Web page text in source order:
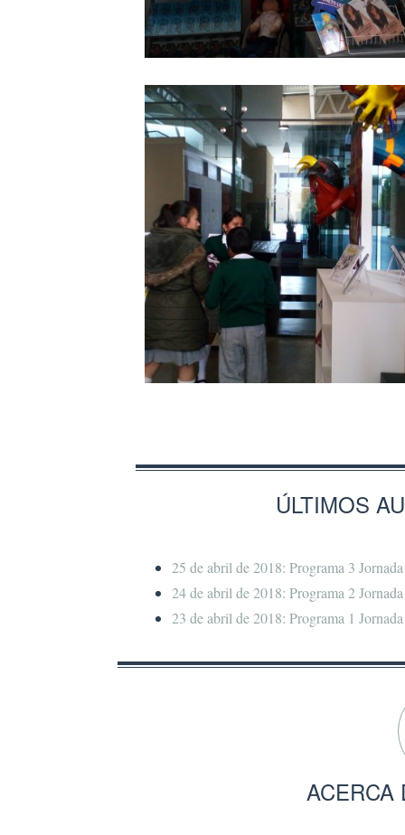
ÚLTIMOS
25 de abril de 2018: Programa 3
24 de abril de 2018: Programa 2
23 de abril de 2018: Programa 1
ACERCA